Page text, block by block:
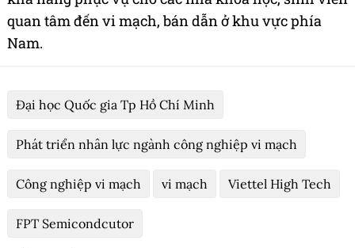
quan tâm đến vi mạch, bán dẫn ở khu vực phía
Nam.
Đại học Quốc gia Tp Hồ Chí Minh
Phát triển nhân lực ngành công nghiệp vi mạch
Công nghiệp vi mạch vi mạch Viettel High Tech
FPT Semicondcutor